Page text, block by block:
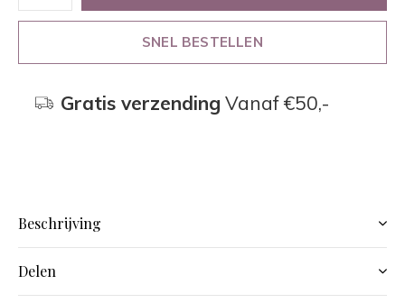
SNEL BESTELLEN
Gratis verzending Vanaf €50,-
Beschrijving
Delen